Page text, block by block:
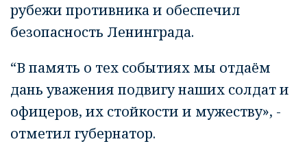
рубежи противника и обеспечил
безопасность Ленинграда.
“В память о тех событиях мы отдаём
дань уважения подвигу наших солдат и
офицеров, их стойкости и мужеству», -
отметил губернатор.